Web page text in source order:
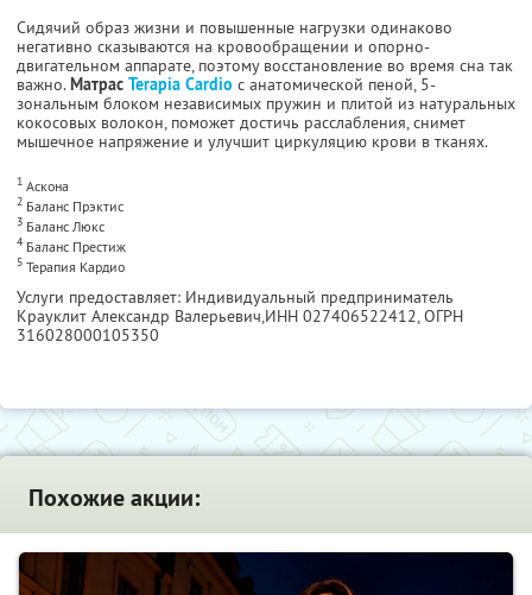
Сидячий образ жизни и повышенные нагрузки одинаково
негативно сказываются на кровообращении и опорно-
двигательном аппарате, поэтому восстановление во время сна так
важно. Матрас Terapia Cardio с анатомической пеной, 5-
зональным блоком независимых пружин и плитой из натуральных
кокосовых волокон, поможет достичь расслабления, снимет
мышечное напряжение и улучшит циркуляцию крови в тканях.
1 Аскона
2 Баланс Прэктис
3 Баланс Люкс
4Баланс Престиж
5 Терапия Кардио
Услуги предоставляет: Индивидуальный предприниматель
Крауклит Александр Валерьевич, ИНН 027406522412 , ОГРН
316028000105350
Похожие акции: